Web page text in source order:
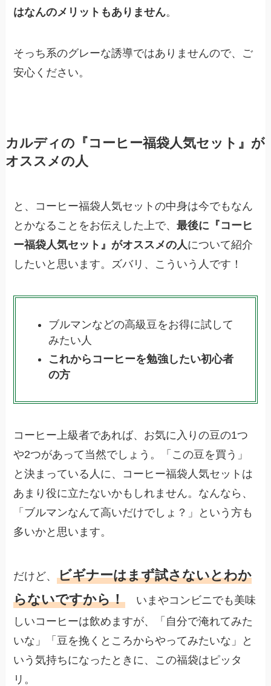
はなんのメリットもありません。
そっち系のグレーな誘導ではありませんので、ご
安心ください。
カルディの『コーヒー福袋人気セット』が
オススメの人
と、コーヒー福袋人気セットの中身は今でもなん
とかなることをお伝えした上で、最後に『コーヒ
ー福袋人気セット』がオススメの人について紹介
したいと思います。ズバリ、こういう人です！
ブルマンなどの高級豆をお得に試して
みたい人
これからコーヒーを勉強したい初心者
の方
コーヒー上級者であれば、お気に入りの豆の1つ
や2つがあって当然でしょう。「この豆を買う」
と決まっている人に、コーヒー福袋人気セットは
あまり役に立たないかもしれません。なんなら、
「ブルマンなんて高いだけでしょ？」という方も
多いかと思います。
だけど、ビギナーはまず試さないとわか
らないですから！ いまやコンビニでも美味
しいコーヒーは飲めますが、「自分で淹れてみた
いな」「豆を挽くところからやってみたいな」と
いう気持ちになったときに、この福袋はピッタ
リ。